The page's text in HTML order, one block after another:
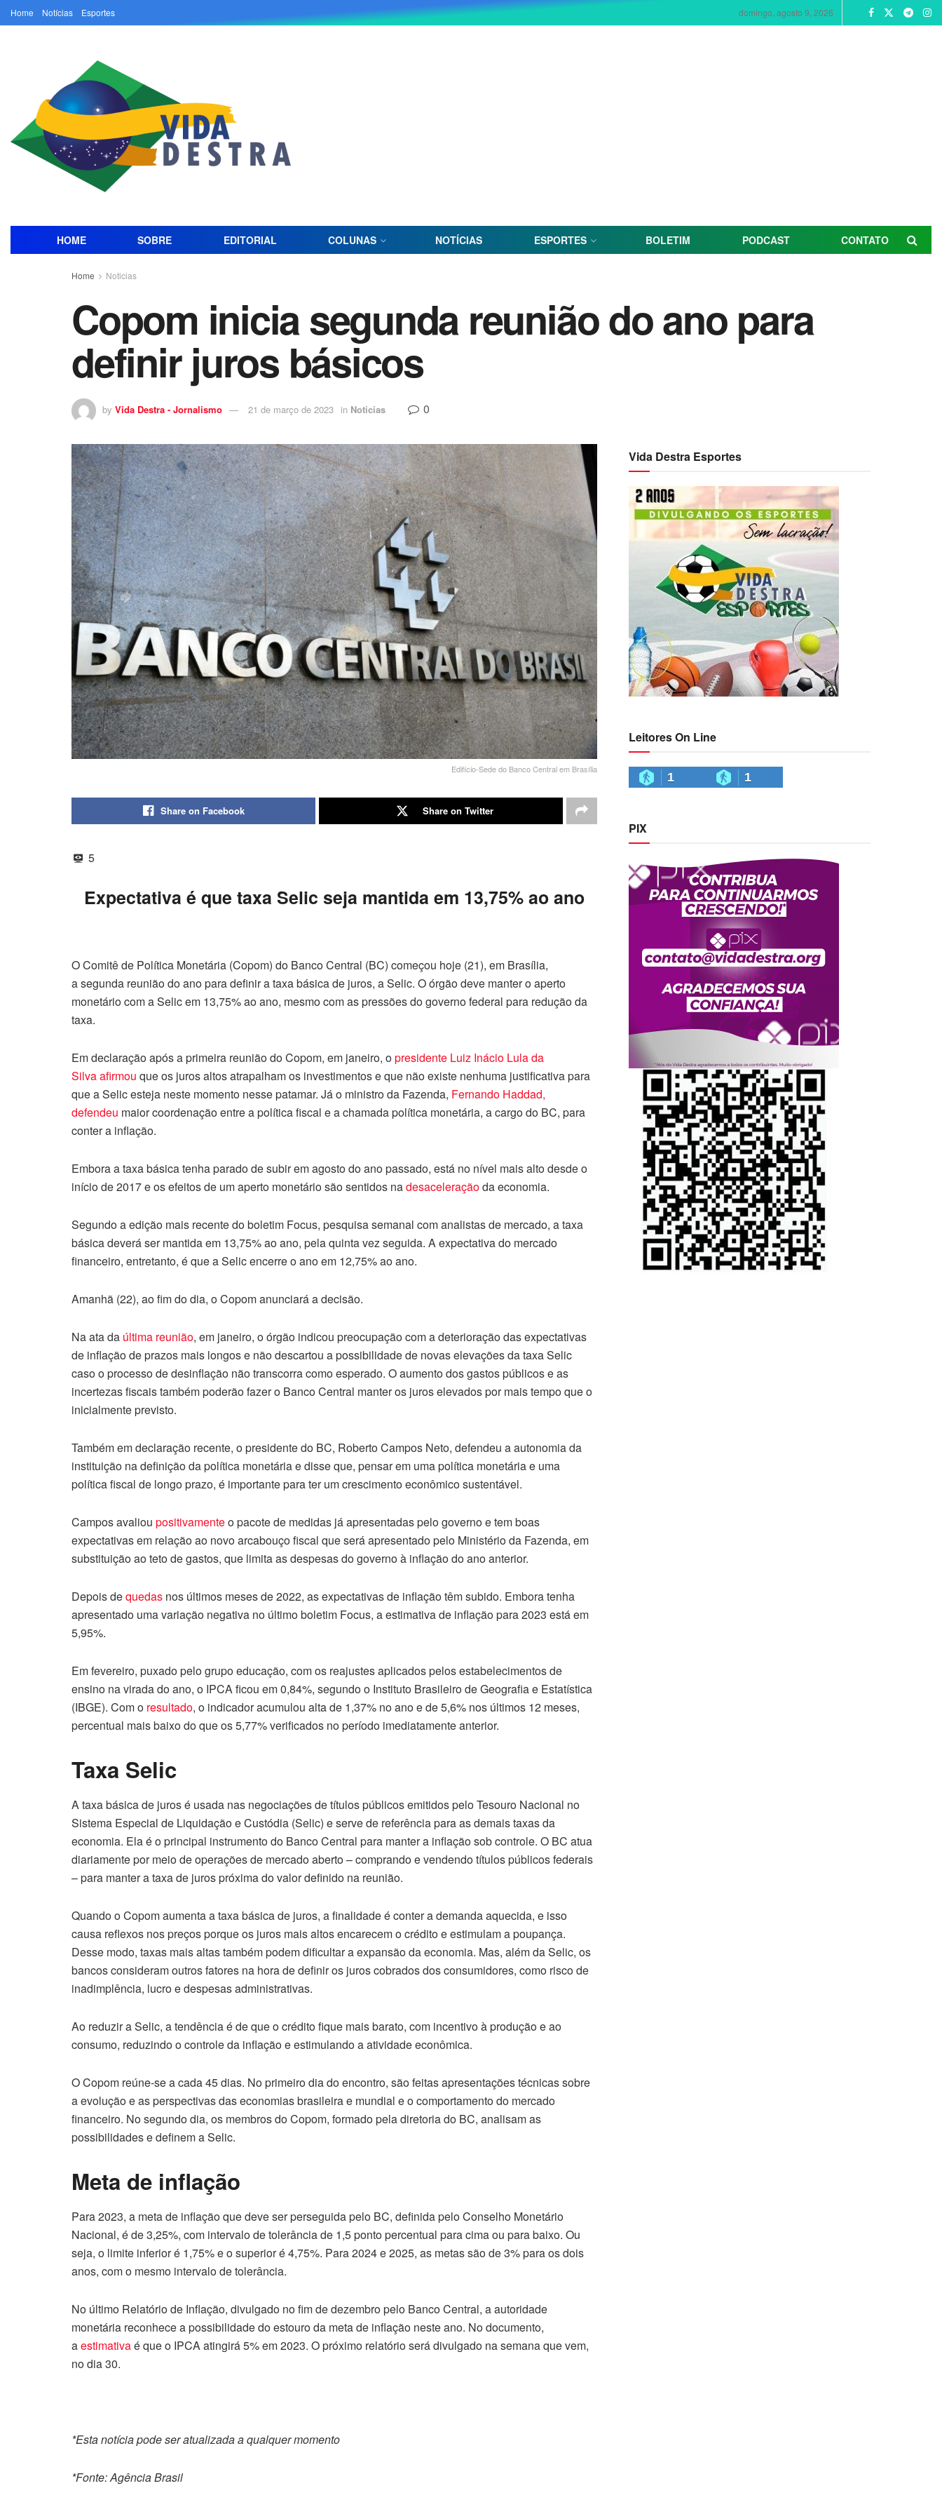
Home Notícias Esportes domingo, agosto 9, 2026
HOME SOBRE EDITORIAL COLUNAS NOTÍCIAS ESPORTES BOLETIM PODCAST CONTATO
Home Noticias
Copom inicia segunda reunião do ano para
definir juros básicos
by Vida Destra - Jornalismo 21 de março de 2023 in Noticias 0
Edifício-Sede do Banco Central em Brasília
Share on Facebook Share on Twitter
5
Expectativa é que taxa Selic seja mantida em 13,75% ao ano
O Comitê de Política Monetária (Copom) do Banco Central (BC) começou hoje (21), em Brasília,
a segunda reunião do ano para definir a taxa básica de juros, a Selic. O órgão deve manter o aperto
monetário com a Selic em 13,75% ao ano, mesmo com as pressões do governo federal para redução da
taxa.
Em declaração após a primeira reunião do Copom, em janeiro, opresidente Luiz Inácio Lula da
Silva afirmou que os juros altos atrapalham os investimentos e que não existe nenhuma justificativa para
que a Selic esteja neste momento nesse patamar. Já o ministro da Fazenda, Fernando Haddad,
defendeu maior coordenação entre a política fiscal e a chamada política monetária, a cargo do BC, para
conter a inflação.
Embora a taxa básica tenha parado de subir em agosto do ano passado, está no nível mais alto desde o
início de 2017 e os efeitos de um aperto monetário são sentidos nadesaceleraçãoda economia.
Segundo a edição mais recente do boletim Focus, pesquisa semanal com analistas de mercado, a taxa
básica deverá ser mantida em 13,75% ao ano, pela quinta vez seguida. A expectativa do mercado
financeiro, entretanto, é que a Selic encerre o ano em 12,75% ao ano.
Amanhã (22), ao fim do dia, o Copom anunciará a decisão.
Na ata da última reunião, em janeiro, o órgão indicou preocupação com a deterioração das expectativas
de inflação de prazos mais longos e não descartou a possibilidade de novas elevações da taxa Selic
caso o processo de desinflação não transcorra como esperado. O aumento dos gastos públicos e as
incertezas fiscais também poderão fazer o Banco Central manter os juros elevados por mais tempo que o
inicialmente previsto.
Também em declaração recente, o presidente do BC, Roberto Campos Neto, defendeu a autonomia da
instituição na definição da política monetária e disse que, pensar em uma política monetária e uma
política fiscal de longo prazo, é importante para ter um crescimento econômico sustentável.
Campos avaliou positivamenteo pacote de medidas já apresentadas pelo governo e tem boas
expectativas em relação ao novo arcabouço fiscal que será apresentado pelo Ministério da Fazenda, em
substituição ao teto de gastos, que limita as despesas do governo à inflação do ano anterior.
Depois dequedas nos últimos meses de 2022, as expectativas de inflação têm subido. Embora tenha
apresentado uma variação negativa no último boletim Focus, a estimativa de inflação para 2023 está em
5,95%.
Em fevereiro, puxado pelo grupo educação, com os reajustes aplicados pelos estabelecimentos de
ensino na virada do ano, o IPCA ficou em 0,84%, segundo o Instituto Brasileiro de Geografia e Estatística
(IBGE). Com o resultado, o indicador acumulou alta de 1,37% no ano e de 5,6% nos últimos 12 meses,
percentual mais baixo do que os 5,77% verificados no período imediatamente anterior.
Taxa Selic
A taxa básica de juros é usada nas negociações de títulos públicos emitidos pelo Tesouro Nacional no
Sistema Especial de Liquidação e Custódia (Selic) e serve de referência para as demais taxas da
economia. Ela é o principal instrumento do Banco Central para manter a inflação sob controle. O BC atua
diariamente por meio de operações de mercado aberto – comprando e vendendo títulos públicos federais
– para manter a taxa de juros próxima do valor definido na reunião.
Quando o Copom aumenta a taxa básica de juros, a finalidade é conter a demanda aquecida, e isso
causa reflexos nos preços porque os juros mais altos encarecem o crédito e estimulam a poupança.
Desse modo, taxas mais altas também podem dificultar a expansão da economia. Mas, além da Selic, os
bancos consideram outros fatores na hora de definir os juros cobrados dos consumidores, como risco de
inadimplência, lucro e despesas administrativas.
Ao reduzir a Selic, a tendência é de que o crédito fique mais barato, com incentivo à produção e ao
consumo, reduzindo o controle da inflação e estimulando a atividade econômica.
O Copom reúne-se a cada 45 dias. No primeiro dia do encontro, são feitas apresentações técnicas sobre
a evolução e as perspectivas das economias brasileira e mundial e o comportamento do mercado
financeiro. No segundo dia, os membros do Copom, formado pela diretoria do BC, analisam as
possibilidades e definem a Selic.
Meta de inflação
Para 2023, a meta de inflação que deve ser perseguida pelo BC, definida pelo Conselho Monetário
Nacional, é de 3,25%, com intervalo de tolerância de 1,5 ponto percentual para cima ou para baixo. Ou
seja, o limite inferior é 1,75% e o superior é 4,75%. Para 2024 e 2025, as metas são de 3% para os dois
anos, com o mesmo intervalo de tolerância.
No último Relatório de Inflação, divulgado no fim de dezembro pelo Banco Central, a autoridade
monetária reconhece a possibilidade do estouro da meta de inflação neste ano. No documento,
aestimativaé que o IPCA atingirá 5% em 2023. O próximo relatório será divulgado na semana que vem,
no dia 30.
*Esta notícia pode ser atualizada a qualquer momento
*Fonte: Agência Brasil
Vida Destra Esportes
Leitores On Line
1 1
PIX